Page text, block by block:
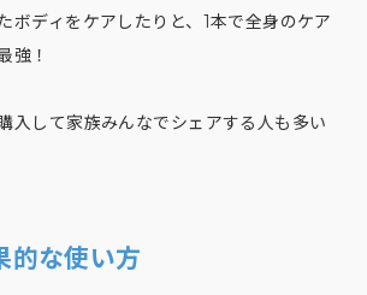
ボディをケアしたりと、1本で全身のケア
強！
入して家族みんなでシェアする人も多い
的な使い方